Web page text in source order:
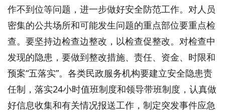
作不到位等问题，进一步做好安全防范工作。对人员
密集的公共场所和可能发生问题的重点部位要重点检
查。要坚持边检查边整改，以检查促整改。对检查中
发现的隐患，要做到整改措施、责任、资金、时限和
预案“五落实”。各类民政服务机构要建立安全隐患责
任制，落实24小时值班制度和领导带班制度，认真做
好信息收集和有关情况报送工作，制定突发事件应急